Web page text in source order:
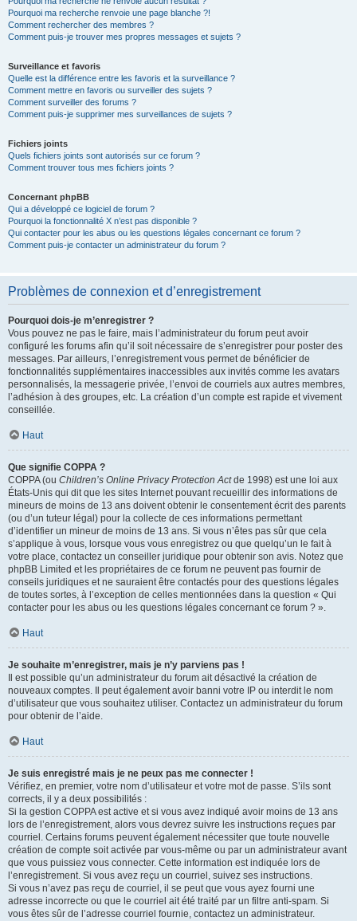
Pourquoi ma recherche renvoie une page blanche ?!
Comment rechercher des membres ?
Comment puis-je trouver mes propres messages et sujets ?
Surveillance et favoris
Quelle est la différence entre les favoris et la surveillance ?
Comment mettre en favoris ou surveiller des sujets ?
Comment surveiller des forums ?
Comment puis-je supprimer mes surveillances de sujets ?
Fichiers joints
Quels fichiers joints sont autorisés sur ce forum ?
Comment trouver tous mes fichiers joints ?
Concernant phpBB
Qui a développé ce logiciel de forum ?
Pourquoi la fonctionnalité X n’est pas disponible ?
Qui contacter pour les abus ou les questions légales concernant ce forum ?
Comment puis-je contacter un administrateur du forum ?
Problèmes de connexion et d’enregistrement
Pourquoi dois-je m’enregistrer ?
Vous pouvez ne pas le faire, mais l’administrateur du forum peut avoir
configuré les forums afin qu’il soit nécessaire de s’enregistrer pour poster des
messages. Par ailleurs, l’enregistrement vous permet de bénéficier de
fonctionnalités supplémentaires inaccessibles aux invités comme les avatars
personnalisés, la messagerie privée, l’envoi de courriels aux autres membres,
l’adhésion à des groupes, etc. La création d’un compte est rapide et vivement
conseillée.
Haut
Que signifie COPPA ?
COPPA (ou Children’s Online Privacy Protection Actde 1998) est une loi aux
États-Unis qui dit que les sites Internet pouvant recueillir des informations de
mineurs de moins de 13 ans doivent obtenir le consentement écrit des parents
(ou d’un tuteur légal) pour la collecte de ces informations permettant
d’identifier un mineur de moins de 13 ans. Si vous n’êtes pas sûr que cela
s’applique à vous, lorsque vous vous enregistrez ou que quelqu’un le fait à
votre place, contactez un conseiller juridique pour obtenir son avis. Notez que
phpBB Limited et les propriétaires de ce forum ne peuvent pas fournir de
conseils juridiques et ne sauraient être contactés pour des questions légales
de toutes sortes, à l’exception de celles mentionnées dans la question « Qui
contacter pour les abus ou les questions légales concernant ce forum ? ».
Haut
Je souhaite m’enregistrer, mais je n’y parviens pas !
Il est possible qu’un administrateur du forum ait désactivé la création de
nouveaux comptes. Il peut également avoir banni votre IP ou interdit le nom
d’utilisateur que vous souhaitez utiliser. Contactez un administrateur du forum
pour obtenir de l’aide.
Haut
Je suis enregistré mais je ne peux pas me connecter !
Vérifiez, en premier, votre nom d’utilisateur et votre mot de passe. S’ils sont
corrects, il y a deux possibilités :
Si la gestion COPPA est active et si vous avez indiqué avoir moins de 13 ans
lors de l’enregistrement, alors vous devrez suivre les instructions reçues par
courriel. Certains forums peuvent également nécessiter que toute nouvelle
création de compte soit activée par vous-même ou par un administrateur avant
que vous puissiez vous connecter. Cette information est indiquée lors de
l’enregistrement. Si vous avez reçu un courriel, suivez ses instructions.
Si vous n’avez pas reçu de courriel, il se peut que vous ayez fourni une
adresse incorrecte ou que le courriel ait été traité par un filtre anti-spam. Si
vous êtes sûr de l’adresse courriel fournie, contactez un administrateur.